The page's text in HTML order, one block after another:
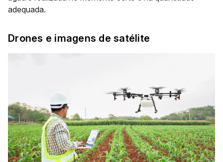
adequada.
Drones e imagens de satélite